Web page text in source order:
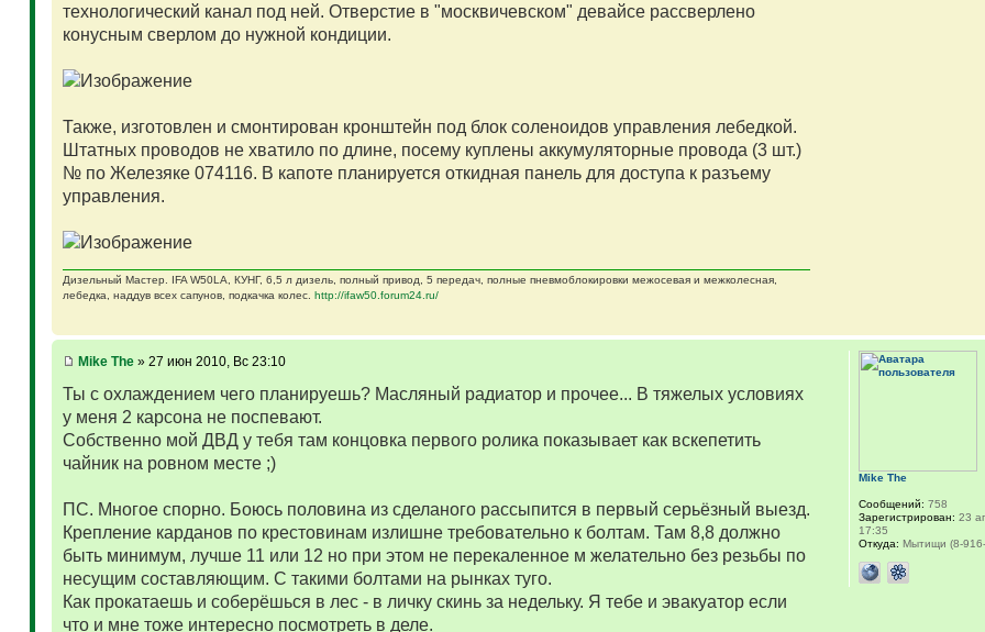
технологический канал под ней. Отверстие в "москвичевском" девайсе рассверлено
конусным сверлом до нужной кондиции.
Также, изготовлен и смонтирован кронштейн под блок соленоидов управления лебедкой.
Штатных проводов не хватило по длине, посему куплены аккумуляторные провода (3 шт.)
№ по Железяке 074116. В капоте планируется откидная панель для доступа к разъему
управления.
Дизельный Мастер. IFA W50LA, КУНГ, 6,5 л дизель, полный привод, 5 передач, полные пневмоблокировки межосевая и межколесная,
лебедка, наддув всех сапунов, подкачка колес. http://ifaw50.forum24.ru/
Mike The» 27 июн 2010, Вс 23:10
Ты с охлаждением чего планируешь? Масляный радиатор и прочее... В тяжелых условиях
у меня 2 карсона не поспевают.
Собственно мой ДВД у тебя там концовка первого ролика показывает как вскепетить
чайник на ровном месте ;)
ПС. Многое спорно. Боюсь половина из сделаного рассыпится в первый серьёзный выезд.
Крепление карданов по крестовинам излишне требовательно к болтам. Там 8,8 должно
быть минимум, лучше 11 или 12 но при этом не перекаленное м желательно без резьбы по
несущим составляющим. С такими болтами на рынках туго.
Как прокатаешь и соберёшься в лес - в личку скинь за недельку. Я тебе и эвакуатор если
что и мне тоже интересно посмотреть в деле.
Mike The
Сообщений: 758
Зарегистрирован: 23
17:35
Откуда: Мытищи (8-